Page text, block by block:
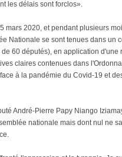
les délais sont forclos».
mars 2020, et pendant plusieurs
Nationale se sont tenues dans un
60 députés), en application
claires contenues dans
à la pandémie du Covid-19 et
André-Pierre Papy Niango
nationale mais dont nul ne